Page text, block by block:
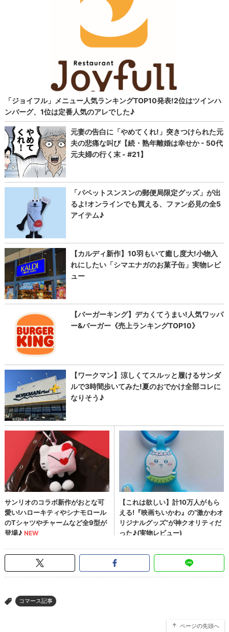
> コマース記事
ページの先頭へ